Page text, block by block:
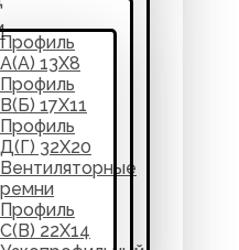
Профиль
А(А) 13Х8
Профиль
В(Б) 17Х11
Профиль
Д(Г) 32Х20
Вентиляторные
ремни
Профиль
С(В) 22Х14